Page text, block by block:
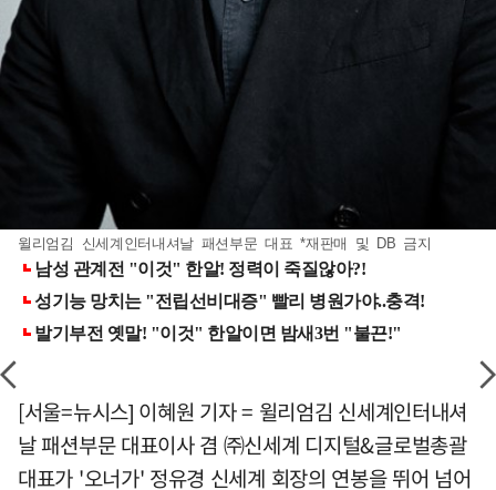
윌리엄김 신세계인터내셔날 패션부문 대표 *재판매 및 DB 금지
[서울=뉴시스] 이혜원 기자 = 윌리엄김 신세계인터내셔
날 패션부문 대표이사 겸 ㈜신세계 디지털&글로벌총괄
대표가 '오너가' 정유경 신세계 회장의 연봉을 뛰어 넘어